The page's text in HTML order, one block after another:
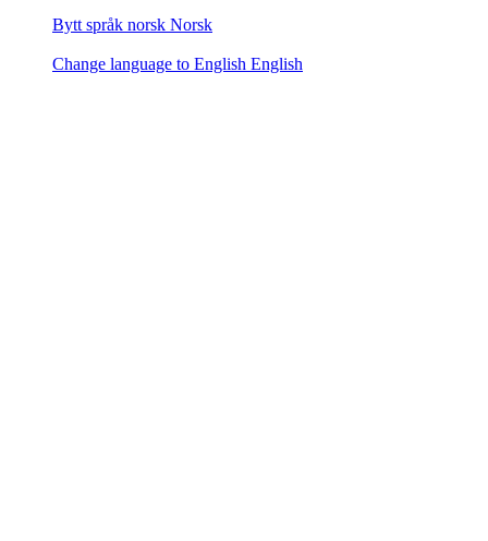
Bytt språk norsk Norsk
Change language to English English